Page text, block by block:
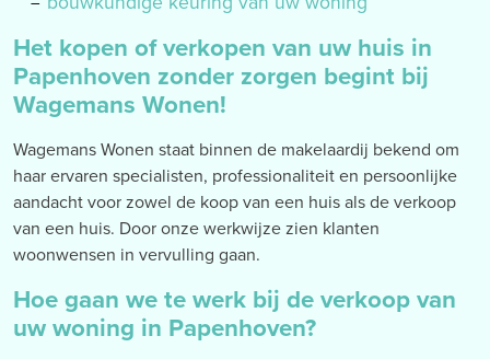
Het kopen of verkopen van uw huis in
Papenhoven zonder zorgen begint bij
Wagemans Wonen!
Wagemans Wonen staat binnen de makelaardij bekend om
haar ervaren specialisten, professionaliteit en persoonlijke
aandacht voor zowel de koop van een huis als de verkoop
van een huis. Door onze werkwijze zien klanten
woonwensen in vervulling gaan.
Hoe gaan we te werk bij de verkoop van
uw woning in Papenhoven?